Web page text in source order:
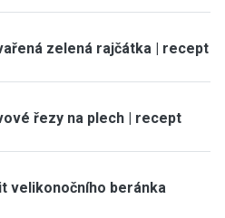
zelená rajčátka | recept
řezy na plech | recept
velikonočního beránka